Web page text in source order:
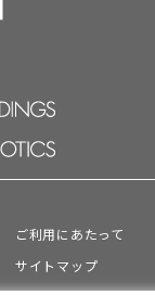
ご利用にあたって
サイトマップ
プライバシーポリシー